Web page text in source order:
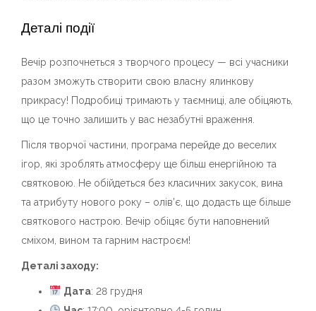
Деталі події
Вечір розпочнеться з творчого процесу — всі учасники
разом зможуть створити свою власну ялинкову
прикрасу! Подробиці тримають у таємниці, але обіцяють,
що це точно залишить у вас незабутні враження.
Після творчої частини, програма перейде до веселих
ігор, які зроблять атмосферу ще більш енергійною та
святковою. Не обійдеться без класичних закусок, вина
та атрибуту нового року – олів’є, що додасть ще більше
святкового настрою. Вечір обіцяє бути наповнений
сміхом, вином та гарним настроєм!
Деталі заходу:
Дата: 28 грудня